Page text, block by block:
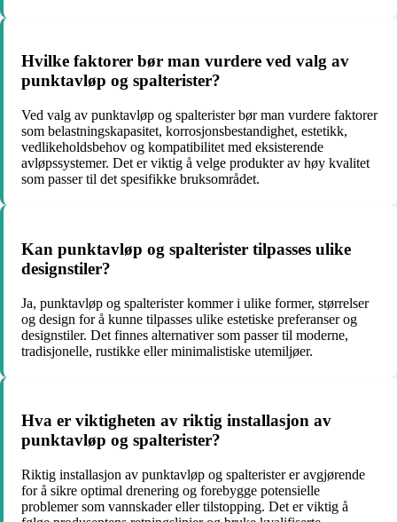
Hvilke faktorer bør man vurdere ved valg av
punktavløp og spalterister?
Ved valg av punktavløp og spalterister bør man vurdere faktorer
som belastningskapasitet, korrosjonsbestandighet, estetikk,
vedlikeholdsbehov og kompatibilitet med eksisterende
avløpssystemer. Det er viktig å velge produkter av høy kvalitet
som passer til det spesifikke bruksområdet.
Kan punktavløp og spalterister tilpasses ulike
designstiler?
Ja, punktavløp og spalterister kommer i ulike former, størrelser
og design for å kunne tilpasses ulike estetiske preferanser og
designstiler. Det finnes alternativer som passer til moderne,
tradisjonelle, rustikke eller minimalistiske utemiljøer.
Hva er viktigheten av riktig installasjon av
punktavløp og spalterister?
Riktig installasjon av punktavløp og spalterister er avgjørende
for å sikre optimal drenering og forebygge potensielle
problemer som vannskader eller tilstopping. Det er viktig å